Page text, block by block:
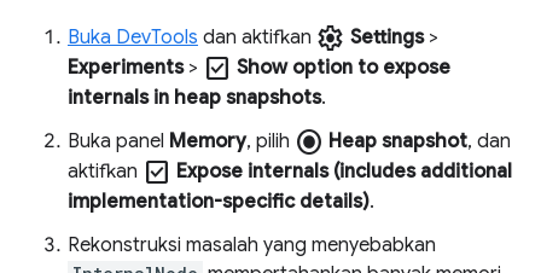
Buka DevTools dan aktifkan settings Settings>
Experiments> check_box Show option to expose
internals in heap snapshots.
Buka panel Memory, pilih radio_button_checked Heap snapshot, dan
aktifkan check_box Expose internals (includes additional
implementation-specific details).
Rekonstruksi masalah yang menyebabkan